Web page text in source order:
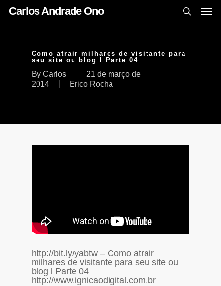
Carlos Andrade Ono
Como atrair milhares de visitante para
seu site ou blog l Parte 04
By Carlos
21 de março de
2014
Erico Rocha
http://bit.ly/yabtw – Como atrair
milhares de visitante para seu site ou
blog l Parte 04
http://www.ignicaodigital.com.br